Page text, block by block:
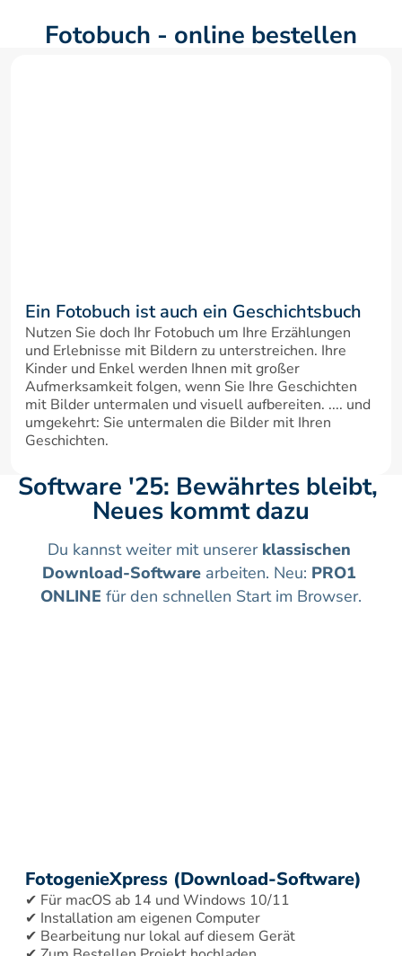
Fotobuch - online bestellen
Ein Fotobuch ist auch ein Geschichtsbuch
Nutzen Sie doch Ihr Fotobuch um Ihre Erzählungen
und Erlebnisse mit Bildern zu unterstreichen. Ihre
Kinder und Enkel werden Ihnen mit großer
Aufmerksamkeit folgen, wenn Sie Ihre Geschichten
mit Bilder untermalen und visuell aufbereiten. .... und
umgekehrt: Sie untermalen die Bilder mit Ihren
Geschichten.
Software '25: Bewährtes bleibt,
Neues kommt dazu
Du kannst weiter mit unserer klassischen
Download-Software arbeiten. Neu: PRO1
ONLINE für den schnellen Start im Browser.
FotogenieXpress (Download-Software)
✔ Für macOS ab 14 und Windows 10/11
✔ Installation am eigenen Computer
✔ Bearbeitung nur lokal auf diesem Gerät